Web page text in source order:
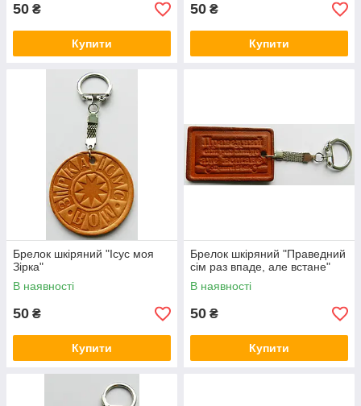
50 ₴
Купити
50 ₴
Купити
Брелок шкіряний "Ісус моя
Зірка"
В наявності
50 ₴
Купити
Брелок шкіряний "Праведний
сім раз впаде, але встане"
В наявності
50 ₴
Купити